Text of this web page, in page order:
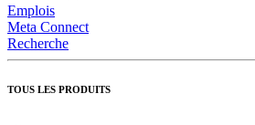
Emplois
Meta Connect
Recherche
TOUS LES PRODUITS